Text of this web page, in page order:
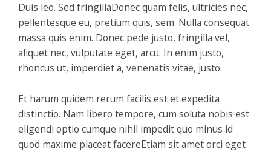
Duis leo. Sed fringillaDonec quam felis, ultricies nec,
pellentesque eu, pretium quis, sem. Nulla consequat
massa quis enim. Donec pede justo, fringilla vel,
aliquet nec, vulputate eget, arcu. In enim justo,
rhoncus ut, imperdiet a, venenatis vitae, justo.
Et harum quidem rerum facilis est et expedita
distinctio. Nam libero tempore, cum soluta nobis est
eligendi optio cumque nihil impedit quo minus id
quod maxime placeat facereEtiam sit amet orci eget